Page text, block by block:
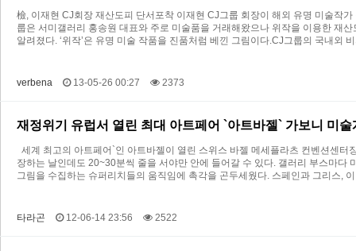
檢, 이재현 CJ회장 재산도피 단서포착 이재현 CJ그룹 회장이 해외 유명 미술작
룹은 서미갤러리 홍송원 대표와 주로 미술품을 거래해왔으나 위작을 이용한 재
알려졌다. ‘위작’은 유명 미술 작품을 진품처럼 베낀 그림이다.CJ그룹의 국내외
verbena 13-05-26 00:27 2373
재정위기 유럽서 열린 최대 아트페어 `아트바젤` 가보니 미
세계 최고의 아트페어`인 아트바젤이 열린 스위스 바젤 메세플라츠 컨벤션센
장하는 날인데도 20~30분씩 줄을 서야만 안에 들어갈 수 있다. 갤러리 부스마
그림을 수집하는 슈퍼리치들의 움직임에 촉각을 곤두세웠다. 스페인과 그리스,
타라곤 12-06-14 23:56 2522